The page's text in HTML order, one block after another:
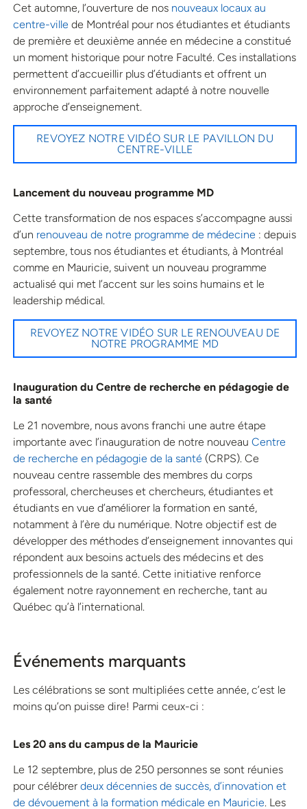
Cet automne, l’ouverture de nos nouveaux locaux au
centre-ville de Montréal pour nos étudiantes et étudiants
de première et deuxième année en médecine a constitué
un moment historique pour notre Faculté. Ces installations
permettent d’accueillir plus d’étudiants et offrent un
environnement parfaitement adapté à notre nouvelle
approche d’enseignement.
REVOYEZ NOTRE VIDÉO SUR LE PAVILLON DU
CENTRE-VILLE
Lancement du nouveau programme MD
Cette transformation de nos espaces s’accompagne aussi
d’un renouveau de notre programme de médecine : depuis
septembre, tous nos étudiantes et étudiants, à Montréal
comme en Mauricie, suivent un nouveau programme
actualisé qui met l’accent sur les soins humains et le
leadership médical.
REVOYEZ NOTRE VIDÉO SUR LE RENOUVEAU DE
NOTRE PROGRAMME MD
Inauguration du Centre de recherche en pédagogie de
la santé
Le 21 novembre, nous avons franchi une autre étape
importante avec l’inauguration de notre nouveau Centre
de recherche en pédagogie de la santé (CRPS). Ce
nouveau centre rassemble des membres du corps
professoral, chercheuses et chercheurs, étudiantes et
étudiants en vue d’améliorer la formation en santé,
notamment à l’ère du numérique. Notre objectif est de
développer des méthodes d’enseignement innovantes qui
répondent aux besoins actuels des médecins et des
professionnels de la santé. Cette initiative renforce
également notre rayonnement en recherche, tant au
Québec qu’à l’international.
Événements marquants
Les célébrations se sont multipliées cette année, c’est le
moins qu’on puisse dire! Parmi ceux-ci :
Les 20 ans du campus de la Mauricie
Le 12 septembre, plus de 250 personnes se sont réunies
pour célébrer deux décennies de succès, d’innovation et
de dévouement à la formation médicale en Mauricie. Les